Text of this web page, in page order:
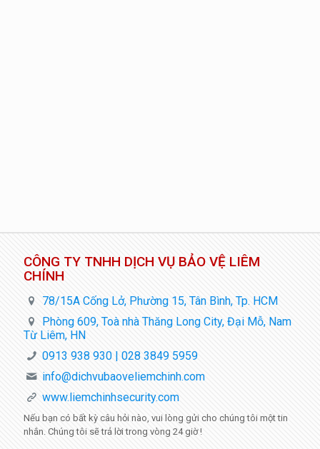
CÔNG TY TNHH DỊCH VỤ BẢO VỆ LIÊM
CHÍNH
78/15A Cống Lở, Phường 15, Tân Bình, Tp. HCM
Phòng 609, Toà nhà Thăng Long City, Đại Mỗ, Nam
Từ Liêm, HN
0913 938 930 | 028 3849 5959
info@dichvubaoveliemchinh.com
www.liemchinhsecurity.com
Nếu bạn có bất kỳ câu hỏi nào, vui lòng gửi cho chúng tôi một tin
nhắn. Chúng tôi sẽ trả lời trong vòng 24 giờ!